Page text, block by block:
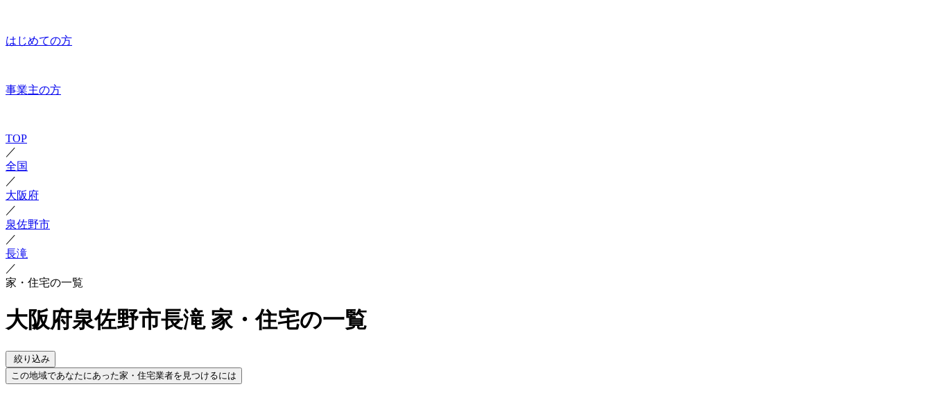
はじめての方
事業主の方
TOP
／
全国
／
大阪府
／
泉佐野市
／
長滝
／
家・住宅の一覧
大阪府泉佐野市長滝 家・住宅の一覧
絞り込み
この地域であなたにあった家・住宅業者を見つけるには